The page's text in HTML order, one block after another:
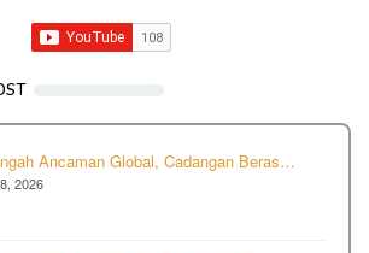
Ancaman Global, Cadangan Beras…
2026